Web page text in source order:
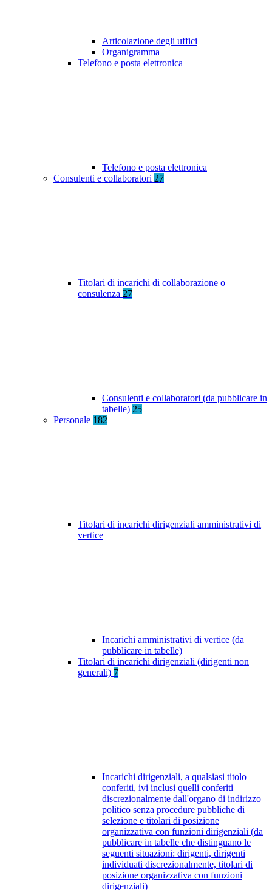
Articolazione degli uffici
Organigramma
Telefono e posta elettronica
Telefono e posta elettronica
Consulenti e collaboratori 27
Titolari di incarichi di collaborazione o
consulenza 27
Consulenti e collaboratori (da pubblicare in
tabelle) 25
Personale 182
Titolari di incarichi dirigenziali amministrativi di
vertice
Incarichi amministrativi di vertice (da
pubblicare in tabelle)
Titolari di incarichi dirigenziali (dirigenti non
generali) 7
Incarichi dirigenziali, a qualsiasi titolo
conferiti, ivi inclusi quelli conferiti
discrezionalmente dall'organo di indirizzo
politico senza procedure pubbliche di
selezione e titolari di posizione
organizzativa con funzioni dirigenziali (da
pubblicare in tabelle che distinguano le
seguenti situazioni: dirigenti, dirigenti
individuati discrezionalmente, titolari di
posizione organizzativa con funzioni
dirigenziali)